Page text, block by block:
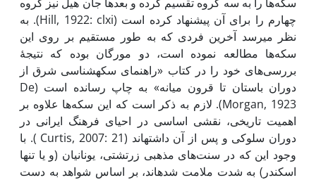
چهارم را برای آن پیشنهاد کرده است (Hill, 1922: clxi). به
نظر می­رسد آخرین فردی که به طور مستقیم بر روی این
سکه‌ها مطالعه نموده است، دو مورگان بوده که نتیجۀ
بررسی‌های خود را در کتاب «راهنمای سکه­شناسی شرق از
دوران باستان تا قرون میانه» به چاپ رسانده است (De
Morgan, 1923). لازم به ذکر است که این سکه‌ها علاوه بر
اهمیت تاریخی، نقشی اساسی در احیای فرهنگ ایرانی در
دوران سلوکی و پس از آن داشته­­اند (Curtis, 2007: 21 ). با
وجود این که در سنت‌های مذهبی زرتشتی، یونانیان (و یا تنها
اسکندر) به شدت ملامت شده­اند، بر اساس شواهد به­ دست